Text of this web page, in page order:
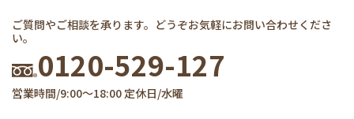
一方で、借入額が800万円以上となる場合は住宅ローン
弊社リノベプラスでは、各種銀行様やJA 様と提携し、
さまざまなローンのご提案ができるように準備を整え
ておりますので、お気軽にご相談くださいませ。
ご質問やご相談を承ります。どうぞお気軽にお問い合わせくださ
い。
0120-529-127
営業時間/9:00～18:00 定休日/水曜